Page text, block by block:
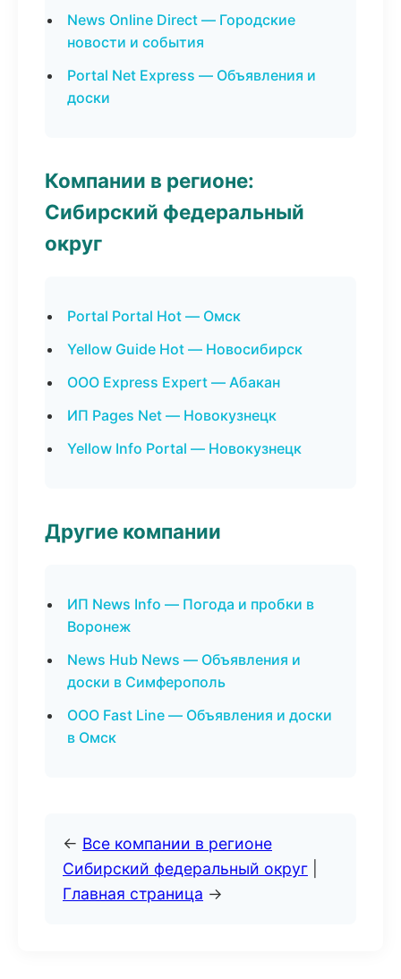
News Online Direct — Городские
новости и события
Portal Net Express — Объявления и
доски
Компании в регионе:
Сибирский федеральный
округ
Portal Portal Hot — Омск
Yellow Guide Hot — Новосибирск
ООО Express Expert — Абакан
ИП Pages Net — Новокузнецк
Yellow Info Portal — Новокузнецк
Другие компании
ИП News Info — Погода и пробки в
Воронеж
News Hub News — Объявления и
доски в Симферополь
ООО Fast Line — Объявления и доски
в Омск
← Все компании в регионе
Сибирский федеральный округ
Главная страница →